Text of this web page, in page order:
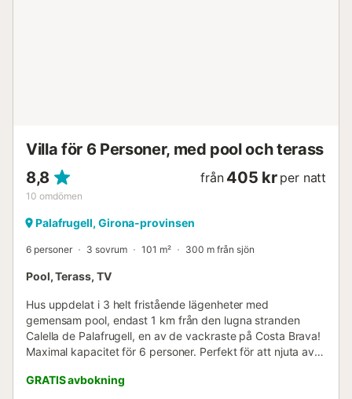
Villa för 6 Personer, med pool och terass
8,8
10 omdömen
från 405 kr per natt
Palafrugell, Girona-provinsen
6 personer 3 sovrum 101 m² 300 m från sjön
Pool, Terass, TV
Hus uppdelat i 3 helt fristående lägenheter med
gemensam pool, endast 1 km från den lugna stranden
Calella de Palafrugell, en av de vackraste på Costa Brava!
Maximal kapacitet för 6 personer. Perfekt för att njuta av
ligger på bottenvåningen. Den har en terrass där ni kan
GRATIS avbokning